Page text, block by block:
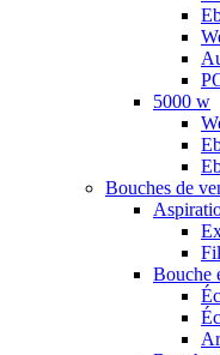
5000 w
Bouches de
Bouche